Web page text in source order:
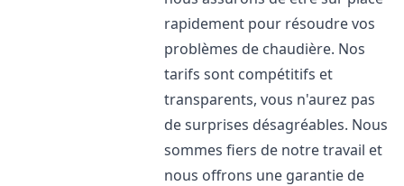
rapidement pour résoudre vos
problèmes de chaudière. Nos
tarifs sont compétitifs et
transparents, vous n'aurez pas
de surprises désagréables. Nous
sommes fiers de notre travail et
nous offrons une garantie de